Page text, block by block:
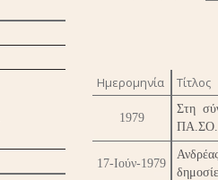
Ημερομηνία Τίτλος
1979
Στη
17-Ιούν-1979